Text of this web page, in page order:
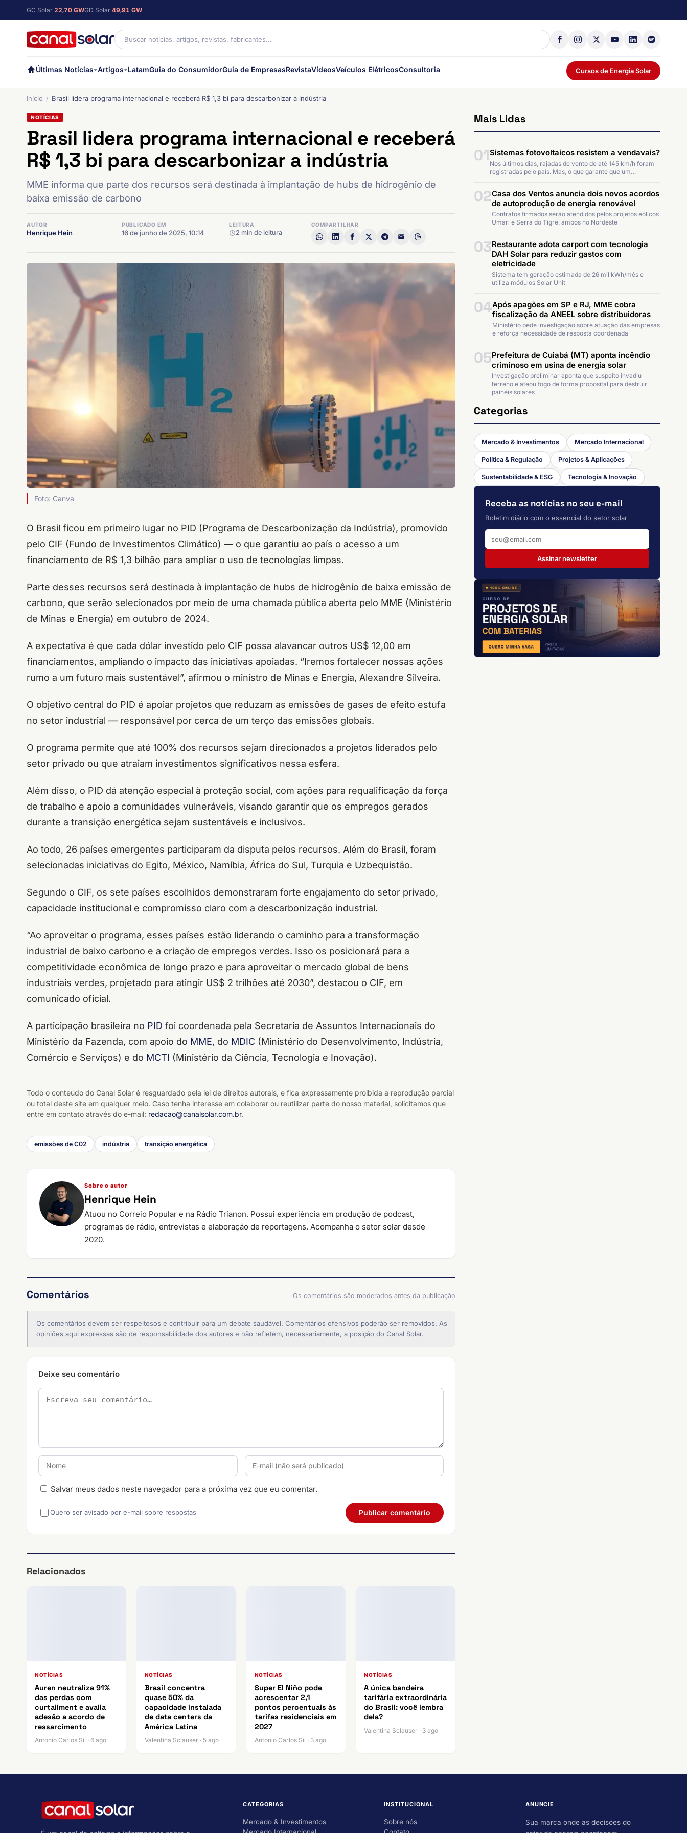
GC Solar 22,70 GWGD Solar 49,91 GW
Últimas Notícias Artigos LatamGuia do ConsumidorGuia de EmpresasRevistaVídeosVeículos ElétricosConsultoria Cursos de Energia Solar
Início Brasil lidera programa internacional e receberá R$ 1,3 bi para descarbonizar a indústria
NOTÍCIAS
Brasil lidera programa internacional e receberá
R$ 1,3 bi para descarbonizar a indústria
MME informa que parte dos recursos será destinada à implantação de hubs de hidrogênio de
baixa emissão de carbono
AUTOR
Henrique Hein
PUBLICADO EM
16 de junho de 2025, 10:14
LEITURA
2 min de leitura
COMPARTILHAR
Foto: Canva
O Brasil ficou em primeiro lugar no PID (Programa de Descarbonização da Indústria), promovido
pelo CIF (Fundo de Investimentos Climático) — o que garantiu ao país o acesso a um
financiamento de R$ 1,3 bilhão para ampliar o uso de tecnologias limpas.
Parte desses recursos será destinada à implantação de hubs de hidrogênio de baixa emissão de
carbono, que serão selecionados por meio de uma chamada pública aberta pelo MME (Ministério
de Minas e Energia) em outubro de 2024.
A expectativa é que cada dólar investido pelo CIF possa alavancar outros US$ 12,00 em
financiamentos, ampliando o impacto das iniciativas apoiadas. “Iremos fortalecer nossas ações
rumo a um futuro mais sustentável”, afirmou o ministro de Minas e Energia, Alexandre Silveira.
O objetivo central do PID é apoiar projetos que reduzam as emissões de gases de efeito estufa
no setor industrial — responsável por cerca de um terço das emissões globais.
O programa permite que até 100% dos recursos sejam direcionados a projetos liderados pelo
setor privado ou que atraiam investimentos significativos nessa esfera.
Além disso, o PID dá atenção especial à proteção social, com ações para requalificação da força
de trabalho e apoio a comunidades vulneráveis, visando garantir que os empregos gerados
durante a transição energética sejam sustentáveis e inclusivos.
Ao todo, 26 países emergentes participaram da disputa pelos recursos. Além do Brasil, foram
selecionadas iniciativas do Egito, México, Namíbia, África do Sul, Turquia e Uzbequistão.
Segundo o CIF, os sete países escolhidos demonstraram forte engajamento do setor privado,
capacidade institucional e compromisso claro com a descarbonização industrial.
“Ao aproveitar o programa, esses países estão liderando o caminho para a transformação
industrial de baixo carbono e a criação de empregos verdes. Isso os posicionará para a
competitividade econômica de longo prazo e para aproveitar o mercado global de bens
industriais verdes, projetado para atingir US$ 2 trilhões até 2030”, destacou o CIF, em
comunicado oficial.
A participação brasileira no PID foi coordenada pela Secretaria de Assuntos Internacionais do
Ministério da Fazenda, com apoio do MME, do MDIC (Ministério do Desenvolvimento, Indústria,
Comércio e Serviços) e do MCTI (Ministério da Ciência, Tecnologia e Inovação).
Todo o conteúdo do Canal Solar é resguardado pela lei de direitos autorais, e fica expressamente proibida a reprodução parcial
ou total deste site em qualquer meio. Caso tenha interesse em colaborar ou reutilizar parte do nosso material, solicitamos que
entre em contato através do e-mail: redacao@canalsolar.com.br.
emissões de C02 indústria transição energética
Sobre o autor
Henrique Hein
Atuou no Correio Popular e na Rádio Trianon. Possui experiência em produção de podcast,
programas de rádio, entrevistas e elaboração de reportagens. Acompanha o setor solar desde
2020.
Comentários Os comentários são moderados antes da publicação
Os comentários devem ser respeitosos e contribuir para um debate saudável. Comentários ofensivos poderão ser removidos. As
opiniões aqui expressas são de responsabilidade dos autores e não refletem, necessariamente, a posição do Canal Solar.
Deixe seu comentário
Salvar meus dados neste navegador para a próxima vez que eu comentar.
Quero ser avisado por e-mail sobre respostas
Relacionados
NOTÍCIAS
Auren neutraliza 91%
das perdas com
curtailment e avalia
adesão a acordo de
ressarcimento
Antonio Carlos Sil · 6 ago
NOTÍCIAS
Brasil concentra
quase 50% da
capacidade instalada
de data centers da
América Latina
Valentina Sclauser · 5 ago
NOTÍCIAS
Super El Niño pode
acrescentar 2,1
pontos percentuais às
tarifas residenciais em
2027
Antonio Carlos Sil · 3 ago
NOTÍCIAS
A única bandeira
tarifária extraordinária
do Brasil: você lembra
dela?
Valentina Sclauser · 3 ago
Mais Lidas
01Sistemas fotovoltaicos resistem a vendavais?
Nos últimos dias, rajadas de vento de até 145 km/h foram
registradas pelo país. Mas, o que garante que um…
02Casa dos Ventos anuncia dois novos acordos
de autoprodução de energia renovável
Contratos firmados serão atendidos pelos projetos eólicos
Umari e Serra do Tigre, ambos no Nordeste
03Restaurante adota carport com tecnologia
DAH Solar para reduzir gastos com
eletricidade
Sistema tem geração estimada de 26 mil kWh/mês e
utiliza módulos Solar Unit
04Após apagões em SP e RJ, MME cobra
fiscalização da ANEEL sobre distribuidoras
Ministério pede investigação sobre atuação das empresas
e reforça necessidade de resposta coordenada
05Prefeitura de Cuiabá (MT) aponta incêndio
criminoso em usina de energia solar
Investigação preliminar aponta que suspeito invadiu
terreno e ateou fogo de forma proposital para destruir
painéis solares
Categorias
Mercado & Investimentos Mercado Internacional
Política & Regulação Projetos & Aplicações
Sustentabilidade & ESG Tecnologia & Inovação
Receba as notícias no seu e-mail
Boletim diário com o essencial do setor solar
Assinar newsletter
CATEGORIAS
Mercado & Investimentos
INSTITUCIONAL
Sobre nós
ANUNCIE
Sua marca onde as decisões do